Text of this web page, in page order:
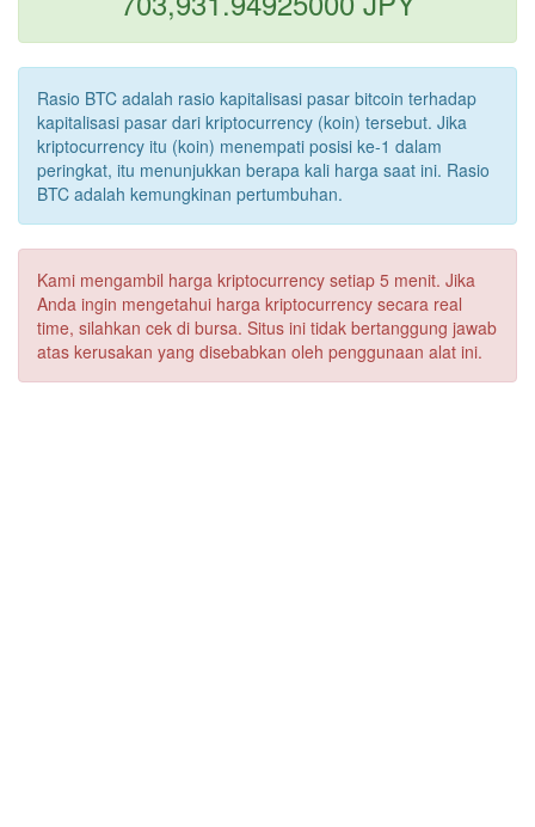
Rasio BTC adalah rasio kapitalisasi pasar bitcoin terhadap
kapitalisasi pasar dari kriptocurrency (koin) tersebut. Jika
kriptocurrency itu (koin) menempati posisi ke-1 dalam
peringkat, itu menunjukkan berapa kali harga saat ini. Rasio
BTC adalah kemungkinan pertumbuhan.
Kami mengambil harga kriptocurrency setiap 5 menit. Jika
Anda ingin mengetahui harga kriptocurrency secara real
time, silahkan cek di bursa. Situs ini tidak bertanggung jawab
atas kerusakan yang disebabkan oleh penggunaan alat ini.